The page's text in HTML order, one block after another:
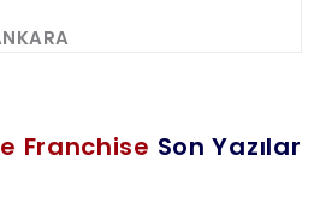
Franchise Son Yazılar